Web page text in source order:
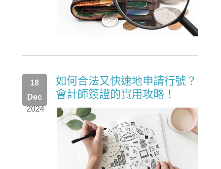
2024
18
Dec
如何合法又快速地申請行號？
會計師簽證的實用攻略！